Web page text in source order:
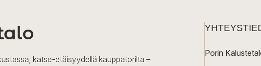
katse-etäisyydellä kauppatorilta –
Porin